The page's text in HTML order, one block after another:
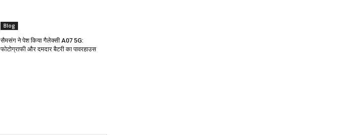
Blog
सैमसंग ने पेश किया गैलेक्सी A07 5G:
फोटोग्राफी और दमदार बैटरी का पावरहाउस